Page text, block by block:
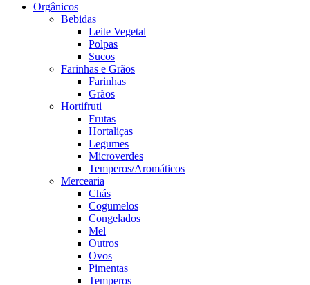
Orgânicos
Bebidas
Leite Vegetal
Polpas
Sucos
Farinhas e Grãos
Farinhas
Grãos
Hortifruti
Frutas
Hortaliças
Legumes
Microverdes
Temperos/Aromáticos
Mercearia
Chás
Cogumelos
Congelados
Mel
Outros
Ovos
Pimentas
Temperos